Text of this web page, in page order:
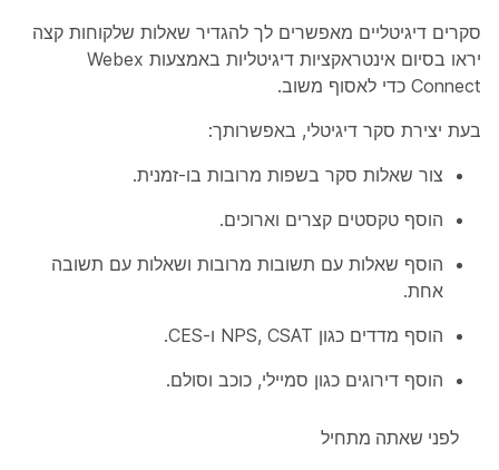
סקרים דיגיטליים מאפשרים לך להגדיר שאלות שלקוחות קצה
יראו בסיום אינטראקציות דיגיטליות באמצעות Webex
Connect כדי לאסוף משוב.
בעת יצירת סקר דיגיטלי, באפשרותך:
צור שאלות סקר בשפות מרובות בו-זמנית.
הוסף טקסטים קצרים וארוכים.
הוסף שאלות עם תשובות מרובות ושאלות עם תשובה
אחת.
הוסף מדדים כגון NPS, CSAT ו-CES.
הוסף דירוגים כגון סמיילי, כוכב וסולם.
לפני שאתה מתחיל